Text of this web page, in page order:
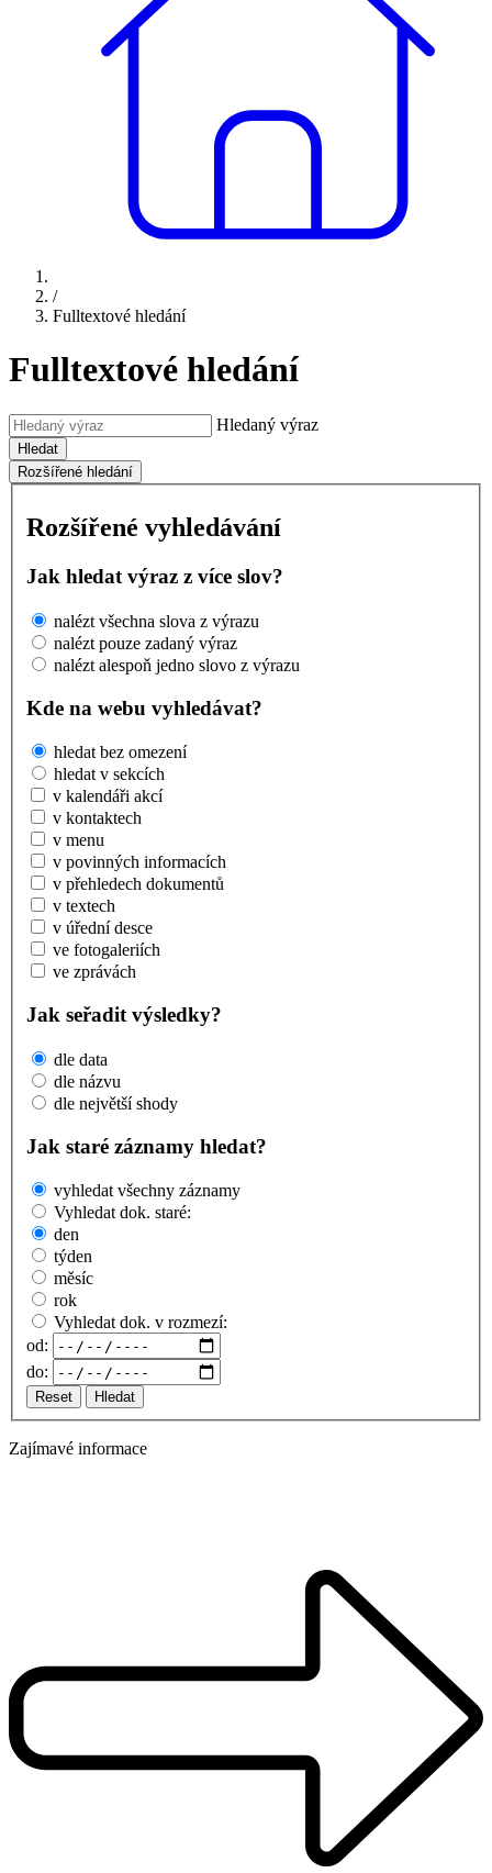
/
Fulltextové hledání
Fulltextové hledání
Hledaný výraz
Hledat
Rozšířené hledání
Rozšířené vyhledávání
Jak hledat výraz z více slov?
nalézt všechna slova z výrazu
nalézt pouze zadaný výraz
nalézt alespoň jedno slovo z výrazu
Kde na webu vyhledávat?
hledat bez omezení
hledat v sekcích
v kalendáři akcí
v kontaktech
v menu
v povinných informacích
v přehledech dokumentů
v textech
v úřední desce
ve fotogaleriích
ve zprávách
Jak seřadit výsledky?
dle data
dle názvu
dle největší shody
Jak staré záznamy hledat?
vyhledat všechny záznamy
Vyhledat dok. staré:
den
týden
měsíc
rok
Vyhledat dok. v rozmezí:
od:
do:
Reset Hledat
Zajímavé informace